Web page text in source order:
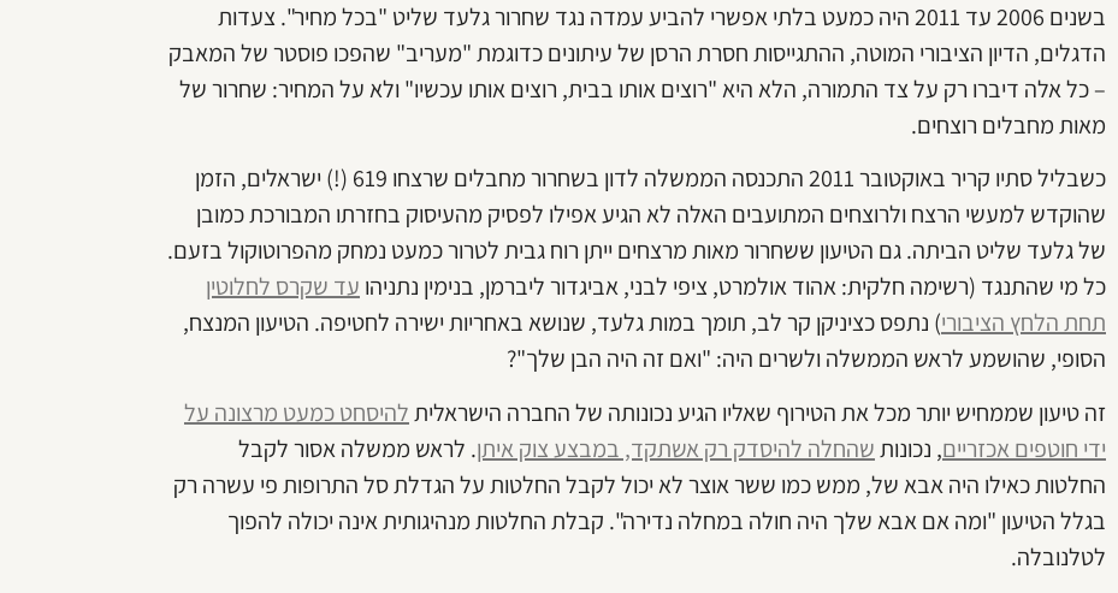
בשנים 2006 עד 2011 היה כמעט בלתי אפשרי להביע עמדה נגד שחרור גלעד שליט "בכל מחיר". צעדות
הדגלים, הדיון הציבורי המוטה, ההתגייסות חסרת הרסן של עיתונים כדוגמת "מעריב" שהפכו פוסטר של המאבק
– כל אלה דיברו רק על צד התמורה, הלא היא "רוצים אותו בבית, רוצים אותו עכשיו" ולא על המחיר: שחרור של
מאות מחבלים רוצחים.
כשבליל סתיו קריר באוקטובר 2011 התכנסה הממשלה לדון בשחרור מחבלים שרצחו 619 (!) ישראלים, הזמן
שהוקדש למעשי הרצח ולרוצחים המתועבים האלה לא הגיע אפילו לפסיק מהעיסוק בחזרתו המבורכת כמובן
של גלעד שליט הביתה. גם הטיעון ששחרור מאות מרצחים ייתן רוח גבית לטרור כמעט נמחק מהפרוטוקול בזעם.
כל מי שהתנגד (רשימה חלקית: אהוד אולמרט, ציפי לבני, אביגדור ליברמן, בנימין נתניהו עד שקרס לחלוטין
תחת הלחץ הציבורי) נתפס כציניקן קר לב, תומך במות גלעד, שנושא באחריות ישירה לחטיפה. הטיעון המנצח,
הסופי, שהושמע לראש הממשלה ולשרים היה: "ואם זה היה הבן שלך"?
זה טיעון שממחיש יותר מכל את הטירוף שאליו הגיע נכונותה של החברה הישראליתלהיסחט כמעט מרצונה על
ידי חוטפים אכזריים, נכונותשהחלה להיסדק רק אשתקד, במבצע צוק איתן. לראש ממשלה אסור לקבל
החלטות כאילו היה אבא של, ממש כמו ששר אוצר לא יכול לקבל החלטות על הגדלת סל התרופות פי עשרה רק
בגלל הטיעון "ומה אם אבא שלך היה חולה במחלה נדירה". קבלת החלטות מנהיגותית אינה יכולה להפוך
לטלנובלה.